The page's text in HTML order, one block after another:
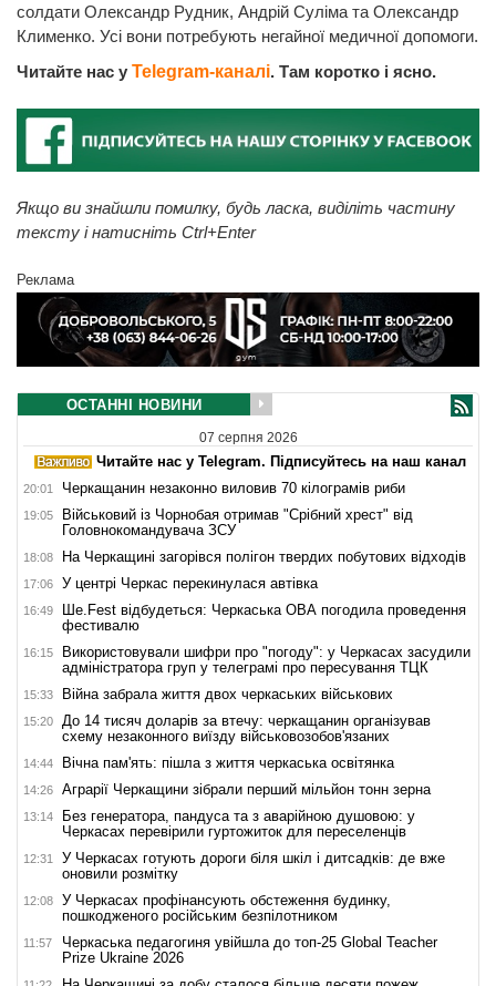
солдати Олександр Рудник, Андрій Суліма та Олександр
Клименко. Усі вони потребують негайної медичної допомоги.
Читайте нас у Telegram-каналі. Там коротко і ясно.
Якщо ви знайшли помилку, будь ласка, виділіть частину
тексту і натисніть Ctrl+Enter
Реклама
ОСТАННІ НОВИНИ
07 серпня 2026
Читайте нас у Telegram. Підписуйтесь на наш канал
20:01 Черкащанин незаконно виловив 70 кілограмів риби
19:05
Військовий із Чорнобая отримав "Срібний хрест" від
Головнокомандувача ЗСУ
18:08 На Черкащині загорівся полігон твердих побутових відходів
17:06 У центрі Черкас перекинулася автівка
16:49
Ше.Fest відбудеться: Черкаська ОВА погодила проведення
фестивалю
16:15
Використовували шифри про "погоду": у Черкасах засудили
адміністратора груп у телеграмі про пересування ТЦК
15:33 Війна забрала життя двох черкаських військових
15:20
До 14 тисяч доларів за втечу: черкащанин організував
схему незаконного виїзду військовозобов'язаних
14:44 Вічна пам'ять: пішла з життя черкаська освітянка
14:26 Аграрії Черкащини зібрали перший мільйон тонн зерна
13:14
Без генератора, пандуса та з аварійною душовою: у
Черкасах перевірили гуртожиток для переселенців
12:31
У Черкасах готують дороги біля шкіл і дитсадків: де вже
оновили розмітку
12:08
У Черкасах профінансують обстеження будинку,
пошкодженого російським безпілотником
11:57
Черкаська педагогиня увійшла до топ-25 Global Teacher
Prize Ukraine 2026